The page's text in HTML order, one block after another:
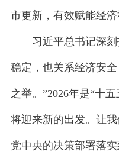
市更新，有效赋能经济
习近平总书记深刻
稳定，也关系经济安
之举。”2026年是“十
将迎来新的出发。让
党中央的决策部署落